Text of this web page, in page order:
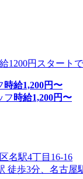
1200円スタート
時給1,200円〜
フ 時給1,200円〜
名駅4丁目16-16
徒歩3分、名古屋